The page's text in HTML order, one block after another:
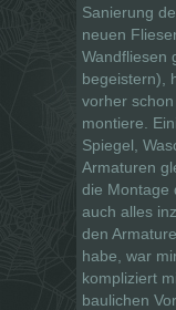
Sanierung
neuen
Wandfliesen
begeistern),
vorher
montiere.
Spiegel,
Armaturen
die Montage
auch alles
den
habe, war
kompliziert
baulichen